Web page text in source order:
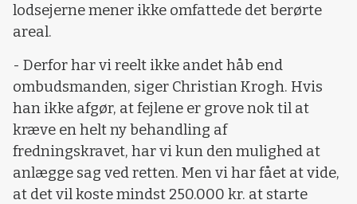
lodsejerne mener ikke omfattede det berørte
areal.
- Derfor har vi reelt ikke andet håb end
ombudsmanden, siger Christian Krogh. Hvis
han ikke afgør, at fejlene er grove nok til at
kræve en helt ny behandling af
fredningskravet, har vi kun den mulighed at
anlægge sag ved retten. Men vi har fået at vide,
at det vil koste mindst 250.000 kr. at starte